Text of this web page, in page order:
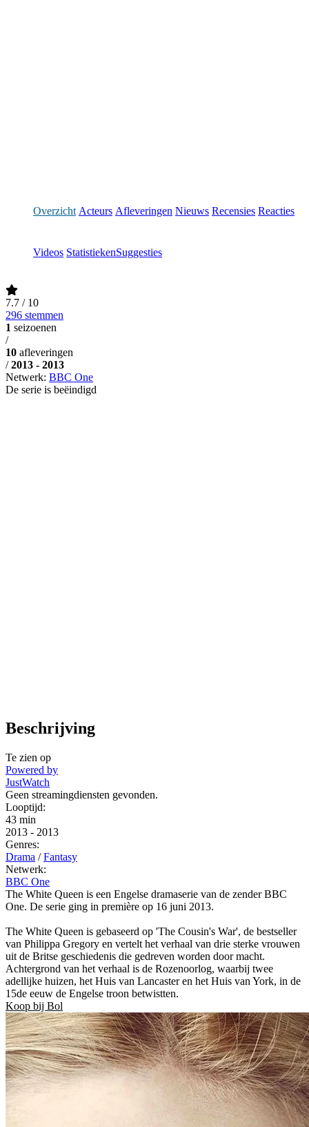
Overzicht Acteurs Afleveringen Nieuws Recensies Reacties
Videos StatistiekenSuggesties
7.7 / 10
296 stemmen
1 seizoenen
/
10 afleveringen
/ 2013 - 2013
Netwerk: BBC One
De serie is beëindigd
Beschrijving
Te zien op
Powered by
JustWatch
Geen streamingdiensten gevonden.
Looptijd:
43 min
2013 - 2013
Genres:
Drama / Fantasy
Netwerk:
BBC One
The White Queen is een Engelse dramaserie van de zender BBC
One. De serie ging in première op 16 juni 2013.
The White Queen is gebaseerd op 'The Cousin's War', de bestseller
van Philippa Gregory en vertelt het verhaal van drie sterke vrouwen
uit de Britse geschiedenis die gedreven worden door macht.
Achtergrond van het verhaal is de Rozenoorlog, waarbij twee
adellijke huizen, het Huis van Lancaster en het Huis van York, in de
15de eeuw de Engelse troon betwistten.
Koop bij Bol